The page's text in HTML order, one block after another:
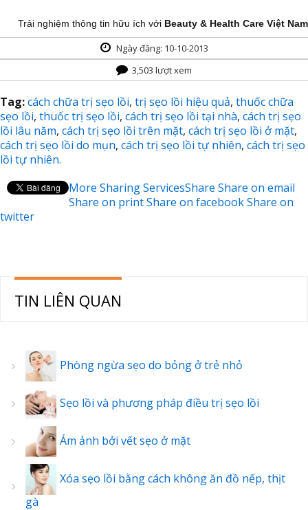
Trải nghiệm thông tin hữu ích với Beauty & Health Care Việt Nam
Ngày đăng: 10-10-2013
3,503 lượt xem
Tag:cách chữa trị sẹo lồi, trị sẹo lồi hiệu quả, thuốc chữa
sẹo lồi, thuốc trị sẹo lồi, cách trị sẹo lồi tại nhà, cách trị sẹo
lồi lâu năm, cách trị sẹo lồi trên mặt, cách trị sẹo lồi ở mặt,
cách trị sẹo lồi do mụn, cách trị sẹo lồi tự nhiên, cách trị sẹo
lồi tự nhiên.
More Sharing ServicesShare Share on email
Share on printShare on facebookShare on
twitter
TIN LIÊN QUAN
Phòng ngừa sẹo do bỏng ở trẻ nhỏ
Sẹo lồi và phương pháp điều trị sẹo lồi
Ám ảnh bởi vết sẹo ở mặt
Xóa sẹo lồi bằng cách không ăn đồ nếp, thịt
gà